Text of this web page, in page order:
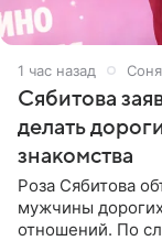
1 час назад
Сябитова
делать
знакомства
Роза Сябитова
мужчины
отношений. По